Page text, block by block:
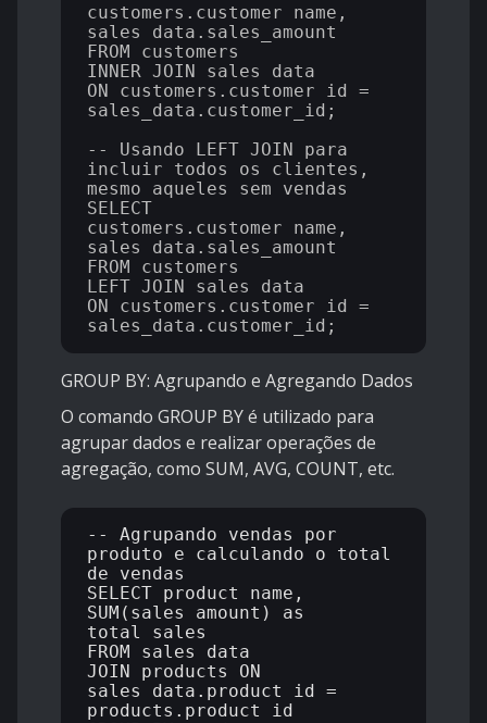
customers.customer_name,
sales_data.sales_amount
FROM customers
INNER JOIN sales_data
ON customers.customer_id =
sales_data.customer_id;
-- Usando LEFT JOIN para
incluir todos os clientes,
mesmo aqueles sem vendas
SELECT
customers.customer_name,
sales_data.sales_amount
FROM customers
LEFT JOIN sales_data
ON customers.customer_id =
GROUP BY: Agrupando e Agregando Dados
O comando GROUP BY é utilizado para
agrupar dados e realizar operações de
agregação, como SUM, AVG, COUNT, etc.
-- Agrupando vendas por
produto e calculando o total
de vendas
SELECT product_name,
SUM(sales_amount) as
total_sales
FROM sales_data
JOIN products ON
sales_data.product_id =
products.product_id